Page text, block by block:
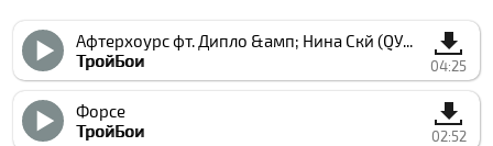
Афтерхоурс фт. Дипло &амп; Нина Скй (QУИX РЕМИX)
ТройБои
04:25
Форcе
ТройБои
02:52